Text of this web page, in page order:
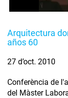
Arquitectura
años 60
27 d’oct. 2010
Conferència de
del Màster